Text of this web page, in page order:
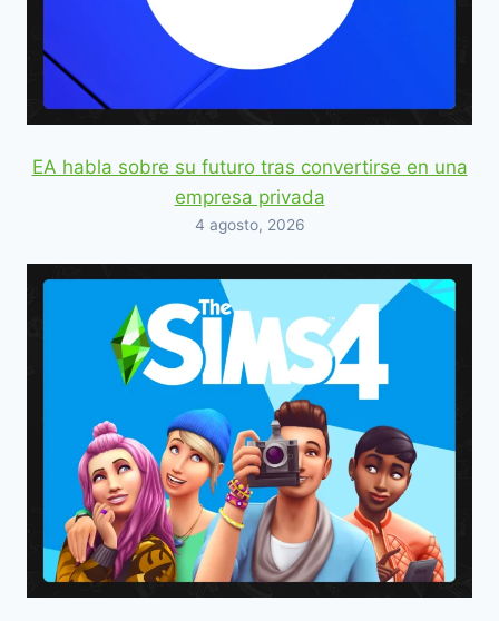
EA habla sobre su futuro tras convertirse en una
empresa privada
4 agosto, 2026